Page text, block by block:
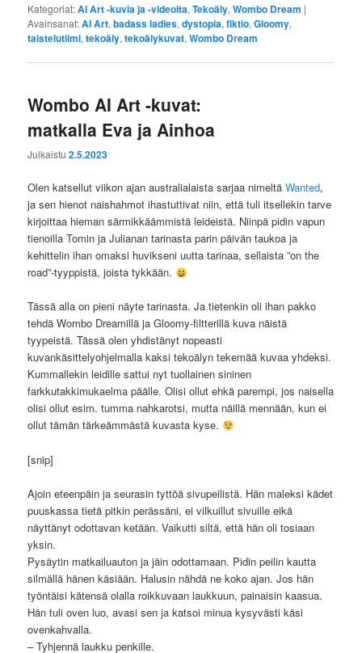
Kategoriat:AI Art -kuvia ja -videoita,Tekoäly,Wombo Dream |
Avainsanat:AI Art,badass ladies,dystopia,fiktio,Gloomy,
taistelutiimi,tekoäly,tekoälykuvat,Wombo Dream
Wombo AI Art -kuvat:
matkalla Eva ja Ainhoa
Julkaistu2.5.2023
Olen katsellut viikon ajan australialaista sarjaa nimeltäWanted,
ja sen hienot naishahmot ihastuttivat niin, että tuli itsellekin tarve
kirjoittaa hieman särmikkäämmistä leideistä. Niinpä pidin vapun
tienoilla Tomin ja Julianan tarinasta parin päivän taukoa ja
kehittelin ihan omaksi huvikseni uutta tarinaa, sellaista ”on the
road”-tyyppistä, joista tykkään.
Tässä alla on pieni näyte tarinasta. Ja tietenkin oli ihan pakko
tehdä Wombo Dreamillä ja Gloomy-filtterillä kuva näistä
tyypeistä. Tässä olen yhdistänyt nopeasti
kuvankäsittelyohjelmalla kaksi tekoälyn tekemää kuvaa yhdeksi.
Kummallekin leidille sattui nyt tuollainen sininen
farkkutakkimukaelma päälle. Olisi ollut ehkä parempi, jos naisella
olisi ollut esim. tumma nahkarotsi, mutta näillä mennään, kun ei
ollut tämän tärkeämmästä kuvasta kyse.
[snip]
Ajoin eteenpäin ja seurasin tyttöä sivupeilistä. Hän maleksi kädet
puuskassa tietä pitkin perässäni, ei vilkuillut sivuille eikä
näyttänyt odottavan ketään. Vaikutti siltä, että hän oli tosiaan
yksin.
Pysäytin matkailuauton ja jäin odottamaan. Pidin peilin kautta
silmällä hänen käsiään. Halusin nähdä ne koko ajan. Jos hän
työntäisi kätensä olalla roikkuvaan laukkuun, painaisin kaasua.
Hän tuli oven luo, avasi sen ja katsoi minua kysyvästi käsi
ovenkahvalla.
– Tyhjennä laukku penkille.